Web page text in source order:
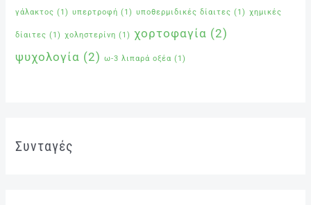
γάλακτος (1) υπερτροφή (1) υποθερμιδικές δίαιτες (1) χημικές
δίαιτες (1) χοληστερίνη (1) χορτοφαγία (2)
ψυχολογία (2) ω-3 λιπαρά οξέα (1)
Συνταγές